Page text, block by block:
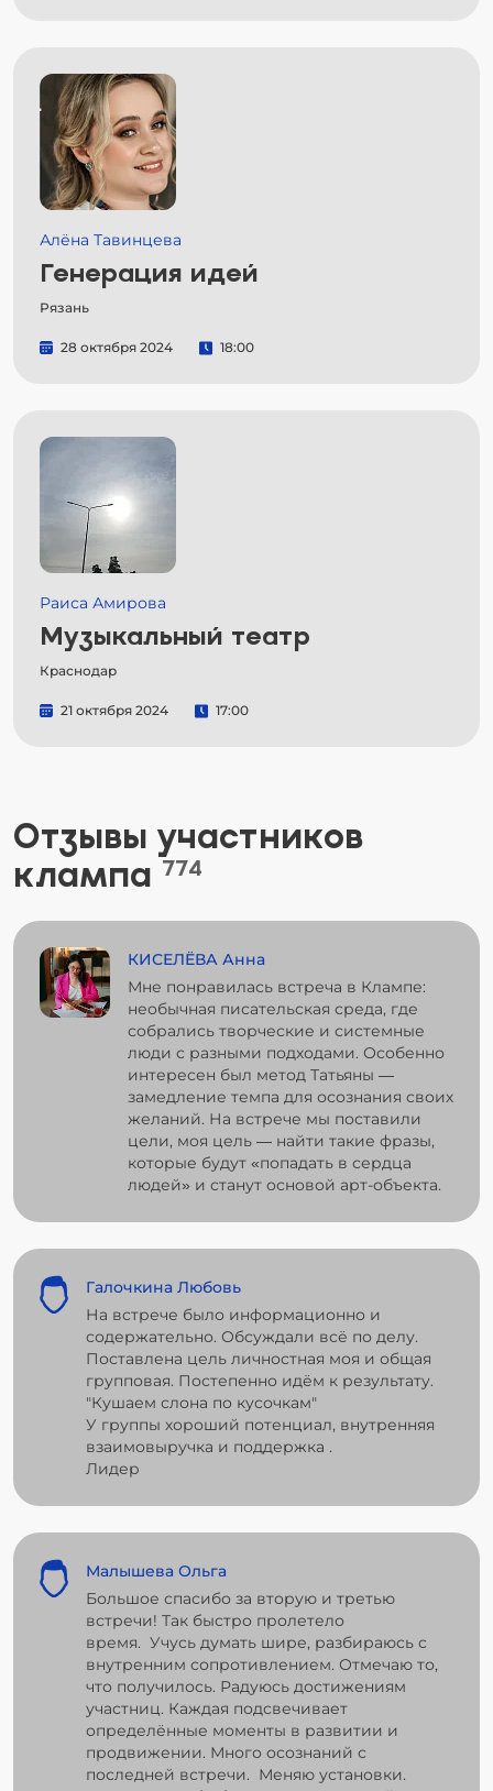
Алёна Тавинцева
Генерация идей
Рязань
28 октября 2024 18:00
Раиса Амирова
Музыкальный театр
Краснодар
21 октября 2024 17:00
Отзывы участников
клампа 774
КИСЕЛЁВА Анна
Мне понравилась встреча в Клампе:
необычная писательская среда, где
собрались творческие и системные
люди с разными подходами. Особенно
интересен был метод Татьяны —
замедление темпа для осознания своих
желаний. На встрече мы поставили
цели, моя цель — найти такие фразы,
которые будут «попадать в сердца
людей» и станут основой арт-объекта.
Галочкина Любовь
На встрече было информационно и
содержательно. Обсуждали всё по делу.
Поставлена цель личностная моя и общая
групповая. Постепенно идём к результату.
"Кушаем слона по кусочкам"
У группы хороший потенциал, внутренняя
взаимовыручка и поддержка .
Лидер
Малышева Ольга
Большое спасибо за вторую и третью
встречи! Так быстро пролетело
время. Учусь думать шире, разбираюсь с
внутренним сопротивлением. Отмечаю то,
что получилось. Радуюсь достижениям
участниц. Каждая подсвечивает
определённые моменты в развитии и
продвижении. Много осознаний с
последней встречи. Меняю установки.